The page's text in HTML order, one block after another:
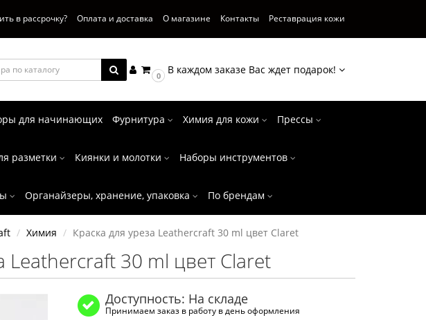
в рассрочку? Оплата и доставка О магазине Контакты Реставрация кожи
0 В каждом заказе Вас ждет подарок!
для начинающих Фурнитура Химия для кожи Прессы
разметки Киянки и молотки Наборы инструментов
Органайзеры, хранение, упаковка По брендам
Химия Краска для уреза Leathercraft 30 ml цвет Claret
Leathercraft 30 ml цвет Claret
Доступность: На складе
Принимаем заказ в работу в день оформления